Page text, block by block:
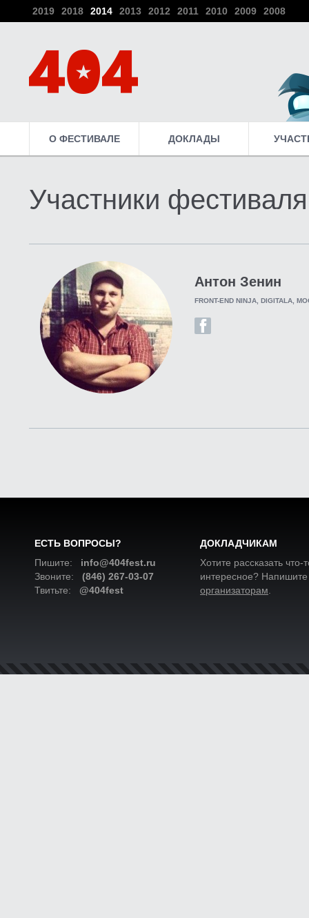
2019 2018 2014 2013 2012 2011 2010 2009 2008
О ФЕСТИВАЛЕ ДОКЛАДЫ
Участники фестиваля
Антон Зенин
FRONT-END NINJA, DIGITALA,
ЕСТЬ ВОПРОСЫ?
Пишите: info@404fest.ru
Звоните: (846) 267-03-07
Твитьте: @404fest
ДОКЛАДЧИКАМ
Хотите рассказать что-
интересное?
организаторам